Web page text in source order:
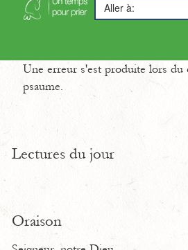
Aller à:
Une erreur s'est produite lors du
psaume.
Lectures du jour
Oraison